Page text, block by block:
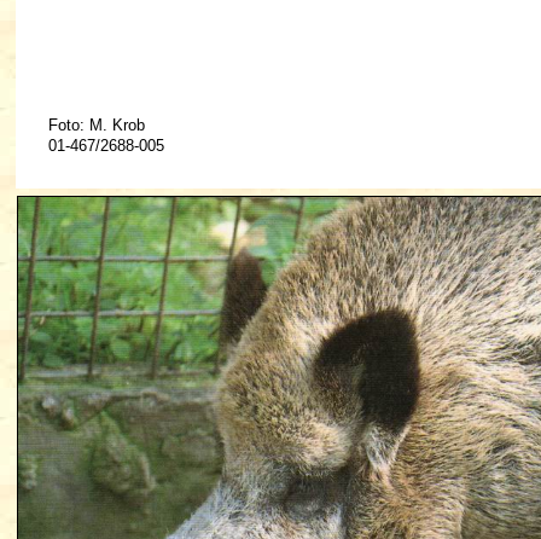
Foto: M. Krob
01-467/2688-005